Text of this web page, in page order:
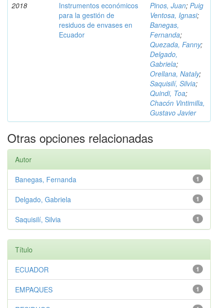
2018
Instrumentos económicos
para la gestión de
residuos de envases en
Ecuador
Pinos, Juan; Puig
Ventosa, Ignasi;
Banegas,
Fernanda;
Quezada, Fanny;
Delgado,
Gabriela;
Orellana, Nataly;
Saquisilí, Silvia;
Quindi, Toa;
Chacón Vintimilla,
Gustavo Javier
Otras opciones relacionadas
Autor
1
Banegas, Fernanda
1
Delgado, Gabriela
1
Saquisilí, Silvia
Título
1
ECUADOR
1
EMPAQUES